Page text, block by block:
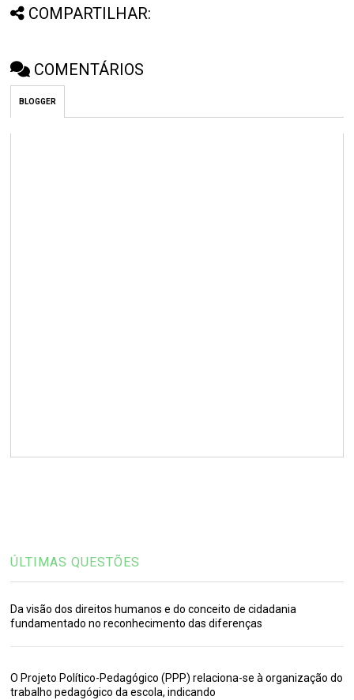
COMPARTILHAR:
COMENTÁRIOS
BLOGGER
ÚLTIMAS QUESTÕES
Da visão dos direitos humanos e do conceito de cidadania
fundamentado no reconhecimento das diferenças
O Projeto Político-Pedagógico (PPP) relaciona-se à organização do
trabalho pedagógico da escola, indicando